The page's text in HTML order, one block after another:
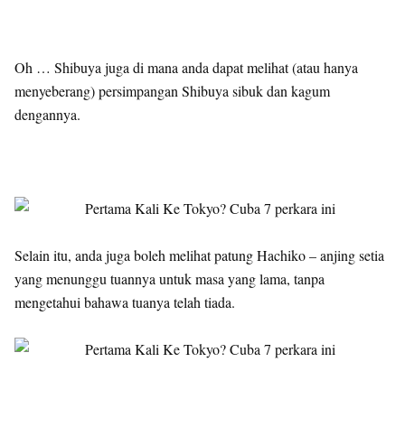
Oh … Shibuya juga di mana anda dapat melihat (atau hanya
menyeberang) persimpangan Shibuya sibuk dan kagum
dengannya.
Selain itu, anda juga boleh melihat patung Hachiko – anjing setia
yang menunggu tuannya untuk masa yang lama, tanpa
mengetahui bahawa tuanya telah tiada.